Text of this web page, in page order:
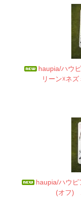
haupia/ハウ
リーン☓ネ
haupia/ハウ
(オフ)